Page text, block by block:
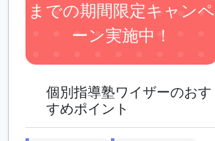
までの期間限定キャンペ
ーン実施中！
個別指導塾ワイザーのおす
すめポイント